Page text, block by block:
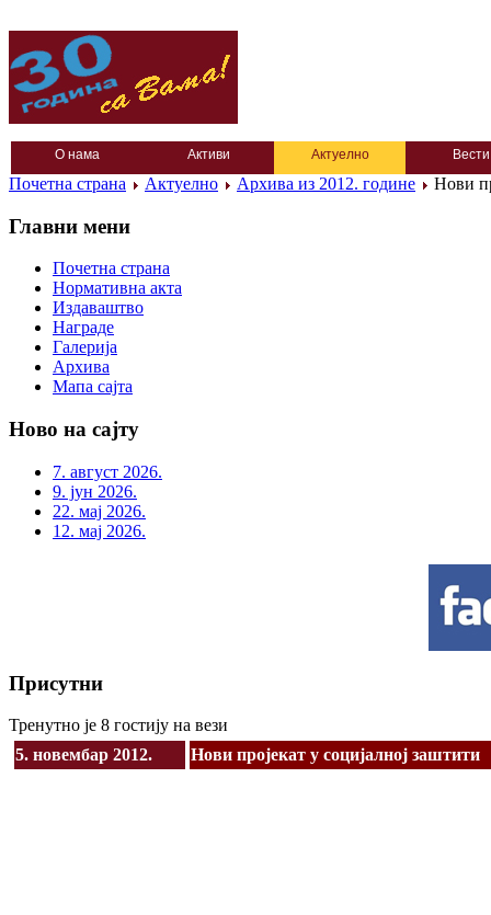
О нама Активи Актуелно Вести
Почетна страна Актуелно Архива из 2012. године Нови
Главни мени
Почетна страна
Нормативна акта
Издаваштво
Награде
Галерија
Архива
Мапа сајта
Ново на сајту
7. август 2026.
9. јун 2026.
22. мај 2026.
12. мај 2026.
Присутни
Тренутно је 8 гостију на вези
5. новембар 2012.
Нови пројекат у социјалној заштити